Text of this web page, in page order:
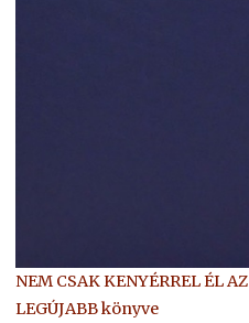
NEM CSAK KENYÉRREL ÉL
LEGÚJABB könyve